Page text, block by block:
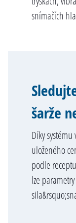
snímačích
šarže
Díky
uloženého
podle
lze